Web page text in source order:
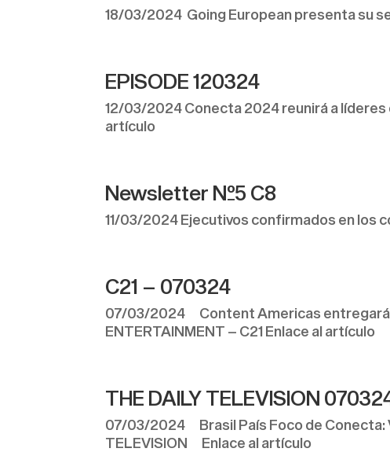
18/03/2024 Going European presenta su
EPISODE 120324
12/03/2024 Conecta 2024 reunirá a líderes
artículo
Newsletter Nº5 C8
11/03/2024 Ejecutivos confirmados en los
C21 – 070324
07/03/2024 Content Americas entregará
ENTERTAINMENT – C21 Enlace al artículo
THE DAILY TELEVISION
07/03/2024 Brasil País Foco de Conecta:
TELEVISION Enlace al artículo